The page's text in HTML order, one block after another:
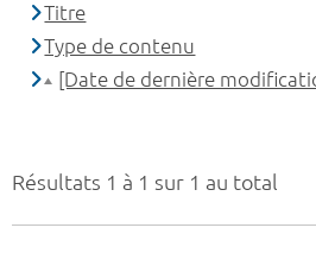
Résultats 1 à 1 sur 1 au total
Titre
Type de contenu
[Date de dernière